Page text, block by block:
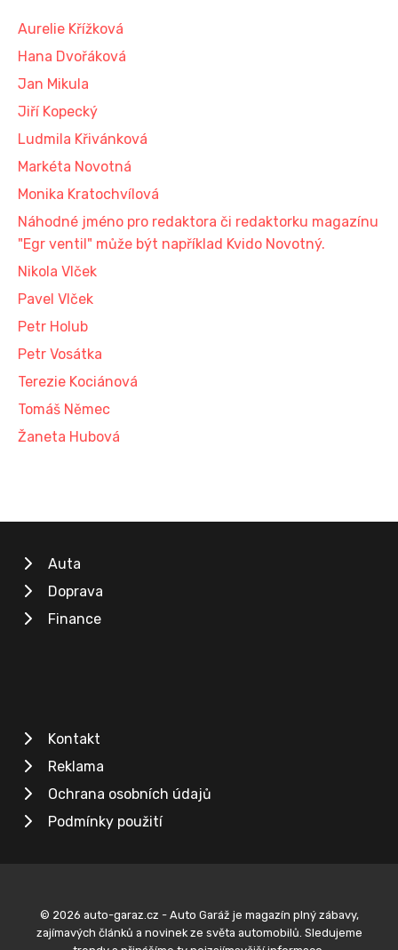
Aurelie Křížková
Hana Dvořáková
Jan Mikula
Jiří Kopecký
Ludmila Křivánková
Markéta Novotná
Monika Kratochvílová
Náhodné jméno pro redaktora či redaktorku magazínu
"Egr ventil" může být například Kvido Novotný.
Nikola Vlček
Pavel Vlček
Petr Holub
Petr Vosátka
Terezie Kociánová
Tomáš Němec
Žaneta Hubová
Auta
Doprava
Finance
Kontakt
Reklama
Ochrana osobních údajů
Podmínky použití
© 2026 auto-garaz.cz - Auto Garáž je magazín plný zábavy,
zajímavých článků a novinek ze světa automobilů. Sledujeme